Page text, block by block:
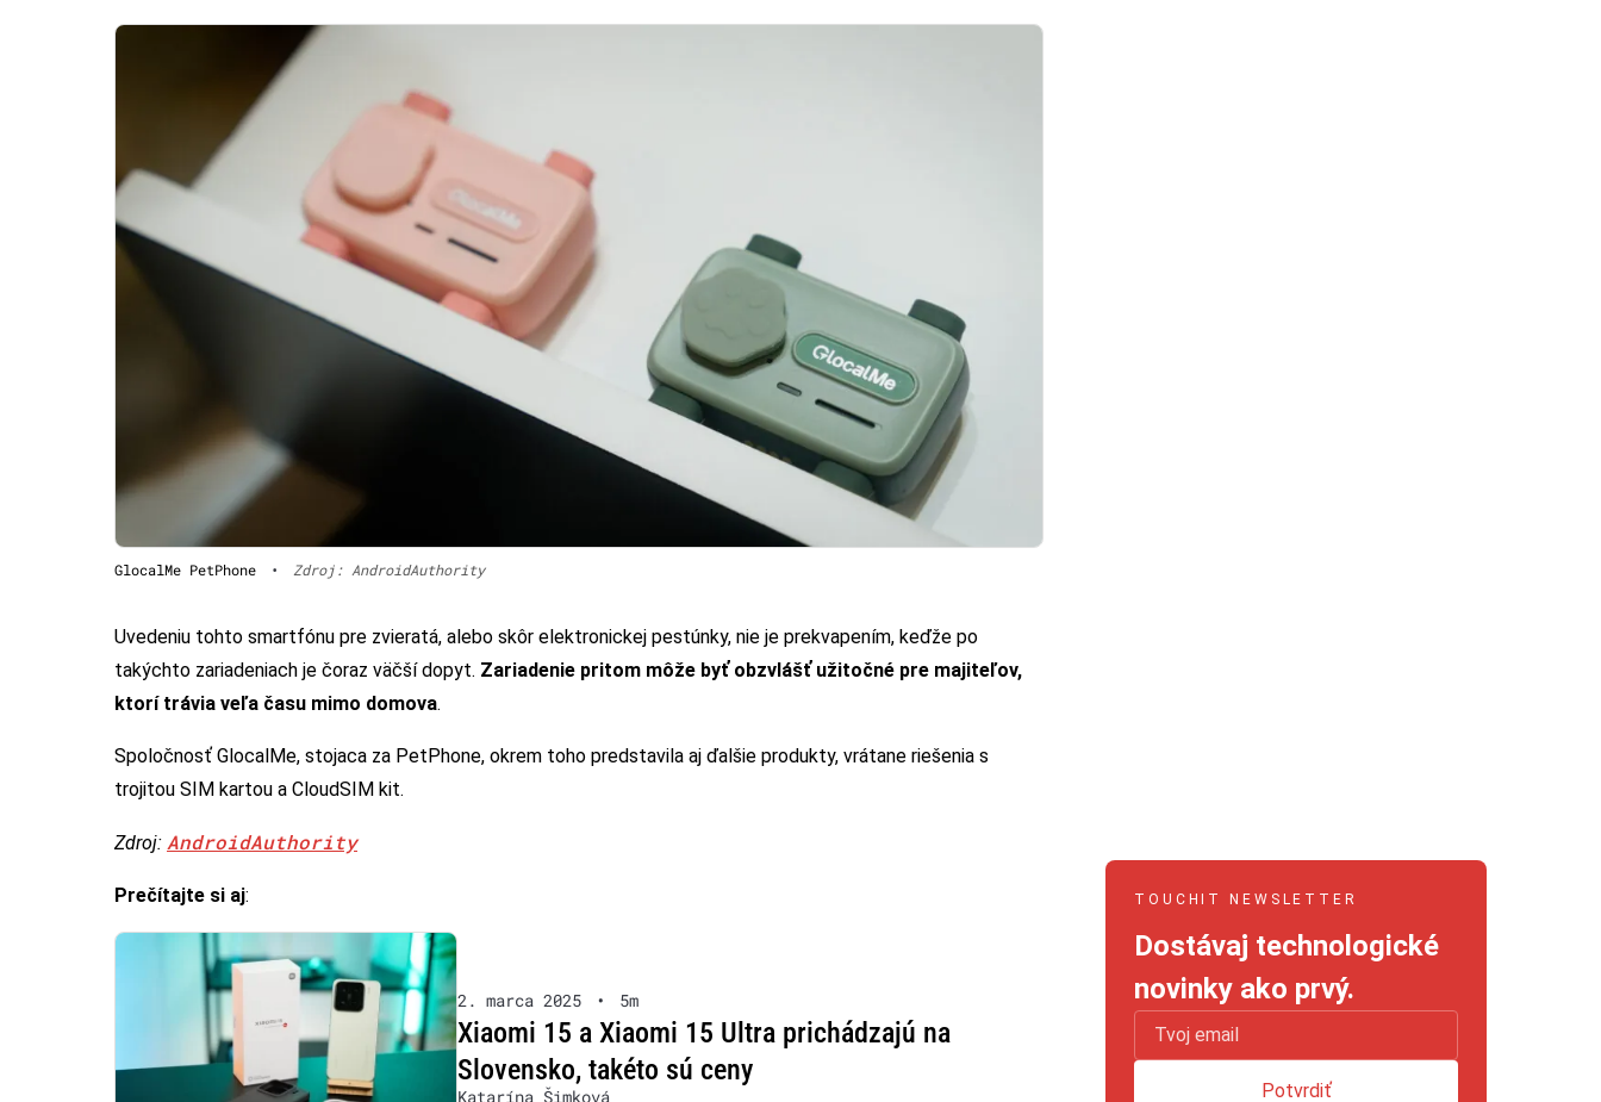
GlocalMe PetPhone • Zdroj: AndroidAuthority
Uvedeniu tohto smartfónu pre zvieratá, alebo skôr elektronickej pestúnky, nie je prekvapením, keďže po
takýchto zariadeniach je čoraz väčší dopyt. Zariadenie pritom môže byť obzvlášť užitočné pre majiteľov,
ktorí trávia veľa času mimo domova.
Spoločnosť GlocalMe, stojaca za PetPhone, okrem toho predstavila aj ďalšie produkty, vrátane riešenia s
trojitou SIM kartou a CloudSIM kit.
Zdroj: AndroidAuthority
Prečítajte si aj:
2. marca 2025 • 5m
Xiaomi 15 a Xiaomi 15 Ultra prichádzajú na
Slovensko, takéto sú ceny
Katarína Šimková
TOUCHIT NEWSLETTER
Dostávaj technologické
novinky ako prvý.
Potvrdiť